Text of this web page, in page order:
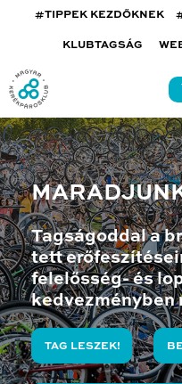
#TIPPEK KEZDŐKNEK
KLUBTAGSÁG
Tagságoddal a
tett
felelősség- és
kedvezményben
TAG LESZEK!